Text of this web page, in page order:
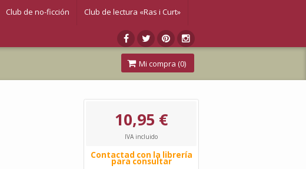
Club de no-ficción Club de lectura «Ras i Curt»
Mi compra (0)
10,95 €
IVA incluido
Contactad con la librería
para consultar